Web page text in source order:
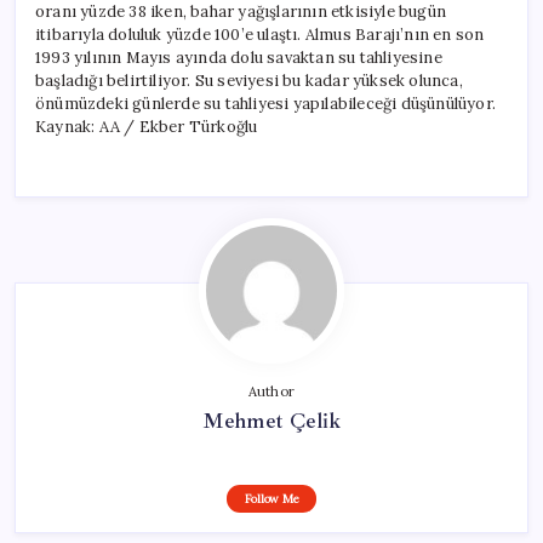
oranı yüzde 38 iken, bahar yağışlarının etkisiyle bugün
itibarıyla doluluk yüzde 100’e ulaştı. Almus Barajı’nın en son
1993 yılının Mayıs ayında dolu savaktan su tahliyesine
başladığı belirtiliyor. Su seviyesi bu kadar yüksek olunca,
önümüzdeki günlerde su tahliyesi yapılabileceği düşünülüyor.
Kaynak: AA / Ekber Türkoğlu
Author
Mehmet Çelik
Follow Me